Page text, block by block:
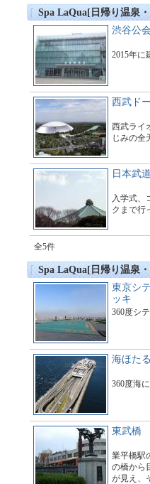
Spa LaQua[日帰り温泉
渋谷公
2015年に
西武ド
西武ライ
じみの全
日本武
入学式、
クまで行
全5件
Spa LaQua[日帰り温泉
東京シ
ッキ
360度シ
海ほた
360度海
東武橋
業平橋駅
の橋から
が見え、